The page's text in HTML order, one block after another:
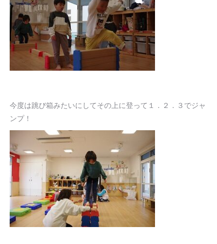
今度は跳び箱みたいにしてその上に登って１．２．３でジャ
ンプ！